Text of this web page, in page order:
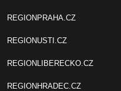
REGIONPRAHA.CZ
REGIONUSTI.CZ
REGIONLIBERECKO.CZ
REGIONHRADEC.CZ